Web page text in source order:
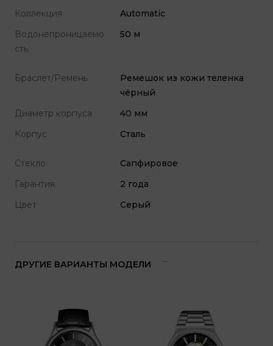
Коллекция
Automatic
Водонепроницаемо
сть
50 м
Браслет/Ремень
Ремешок из кожи теленка
чёрный
Диаметр корпуса
40 мм
Корпус
Сталь
Стекло
Сапфировое
Гарантия
2 года
Цвет
Серый
ДРУГИЕ ВАРИАНТЫ МОДЕЛИ